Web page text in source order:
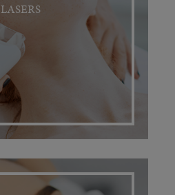
LASERS